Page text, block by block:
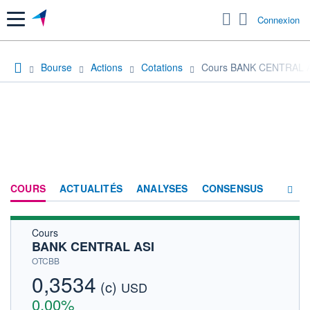
Menu Connexion
Bourse Actions Cotations Cours BANK CENTRAL
COURS ACTUALITÉS ANALYSES CONSENSUS
Cours
BANK CENTRAL ASI
OTCBB
0,3534 (c) USD
0,00%